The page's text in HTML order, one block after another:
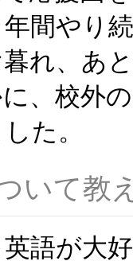
間やり
れ、あ
、校外
た。
いて教
語が大